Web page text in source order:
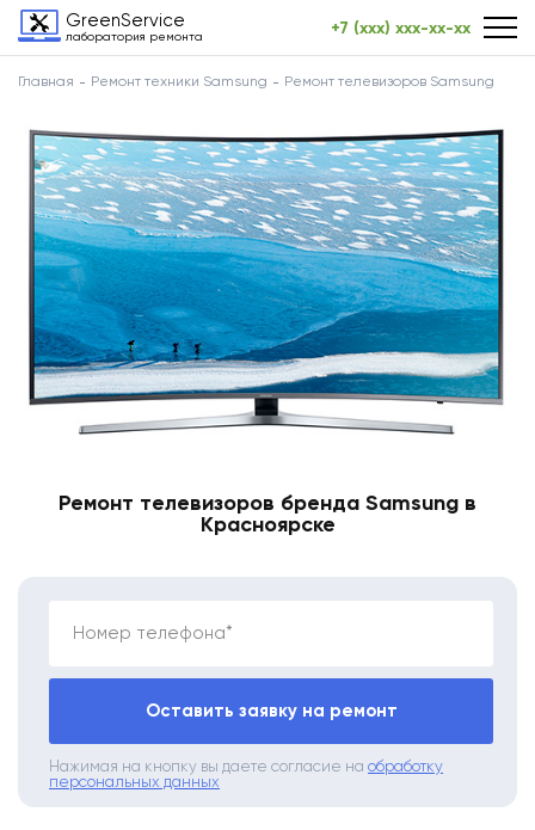
GreenService
лаборатория ремонта +7 (xxx) xxx-xx-xx
Главная Ремонт техники Samsung Ремонт телевизоров Samsung
Ремонт телевизоров бренда Samsung в
Красноярске
Номер телефона*
Оставить заявку на ремонт
Нажимая на кнопку вы даете согласие на обработку
персональных данных